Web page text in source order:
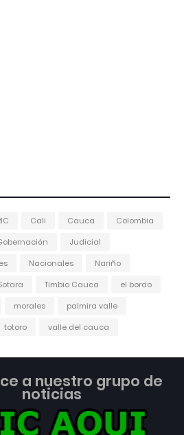
Cali Cauca
Colombia
Judicial
Nacionales
Nariño
Timbio Cauca
el bordo
morales
palmira valle
totoro valle del cauca
a nuestro grupo de
noticias